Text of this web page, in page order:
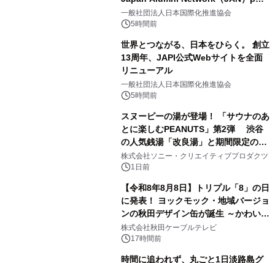
をリリース
一般社団法人日本国際化推進協会
5時間前
世界とつながる、日本をひらく。 創立
13周年、JAPI公式Webサイトを全面
リニューアル
一般社団法人日本国際化推進協会
5時間前
スヌーピーの湯が登場！ 「サウナのあ
とに楽しむPEANUTS」第2弾 渋谷
の人気銭湯「改良湯」と期間限定のコ
ラボレーション サウナイキタイコラ
ボグッズも発売決定！
株式会社ソニー・クリエイティブプロダクツ
1日前
【令和8年8月8日】トリプル「8」の日
に発表！ ヨックモック・地域バージョ
ンの秋田デザイン缶が誕生 ～かわいい
秋田犬の子犬と秋田の四季と名所を巡
るパッケージ～ 9月1日(火)秋田県内で
株式会社秋田ケーブルテレビ
17時間前
時間に追われず、丸ごと1日淡路島グ